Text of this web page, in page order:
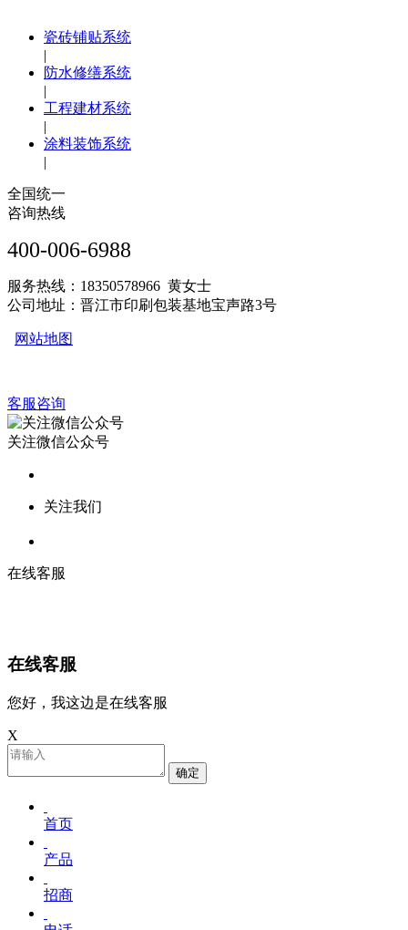
瓷砖铺贴系统
|
防水修缮系统
|
工程建材系统
|
涂料装饰系统
|
全国统一
咨询热线
400-006-6988
服务热线：18350578966 黄女士
公司地址：晋江市印刷包装基地宝声路3号
网站地图
客服咨询
关注微信公众号
关注我们
在线客服
在线客服
您好，我这边是在线客服
X
确定
首页
产品
招商